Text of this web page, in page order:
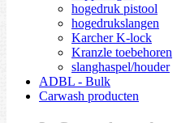
hogedruk pistool
hogedrukslangen
Karcher K-lock
Kranzle toebehoren
slanghaspel/houder
ADBL - Bulk
Carwash producten